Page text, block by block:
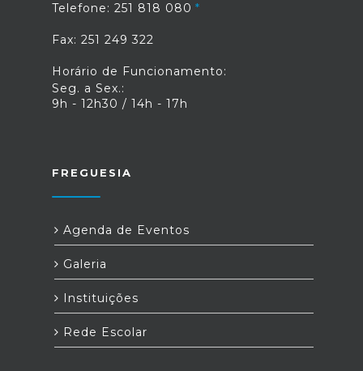
Telefone: 251 818 080
Fax: 251 249 322
Horário de Funcionamento:
Seg. a Sex.:
9h - 12h30 / 14h - 17h
FREGUESIA
Agenda de Eventos
Galeria
Instituições
Rede Escolar